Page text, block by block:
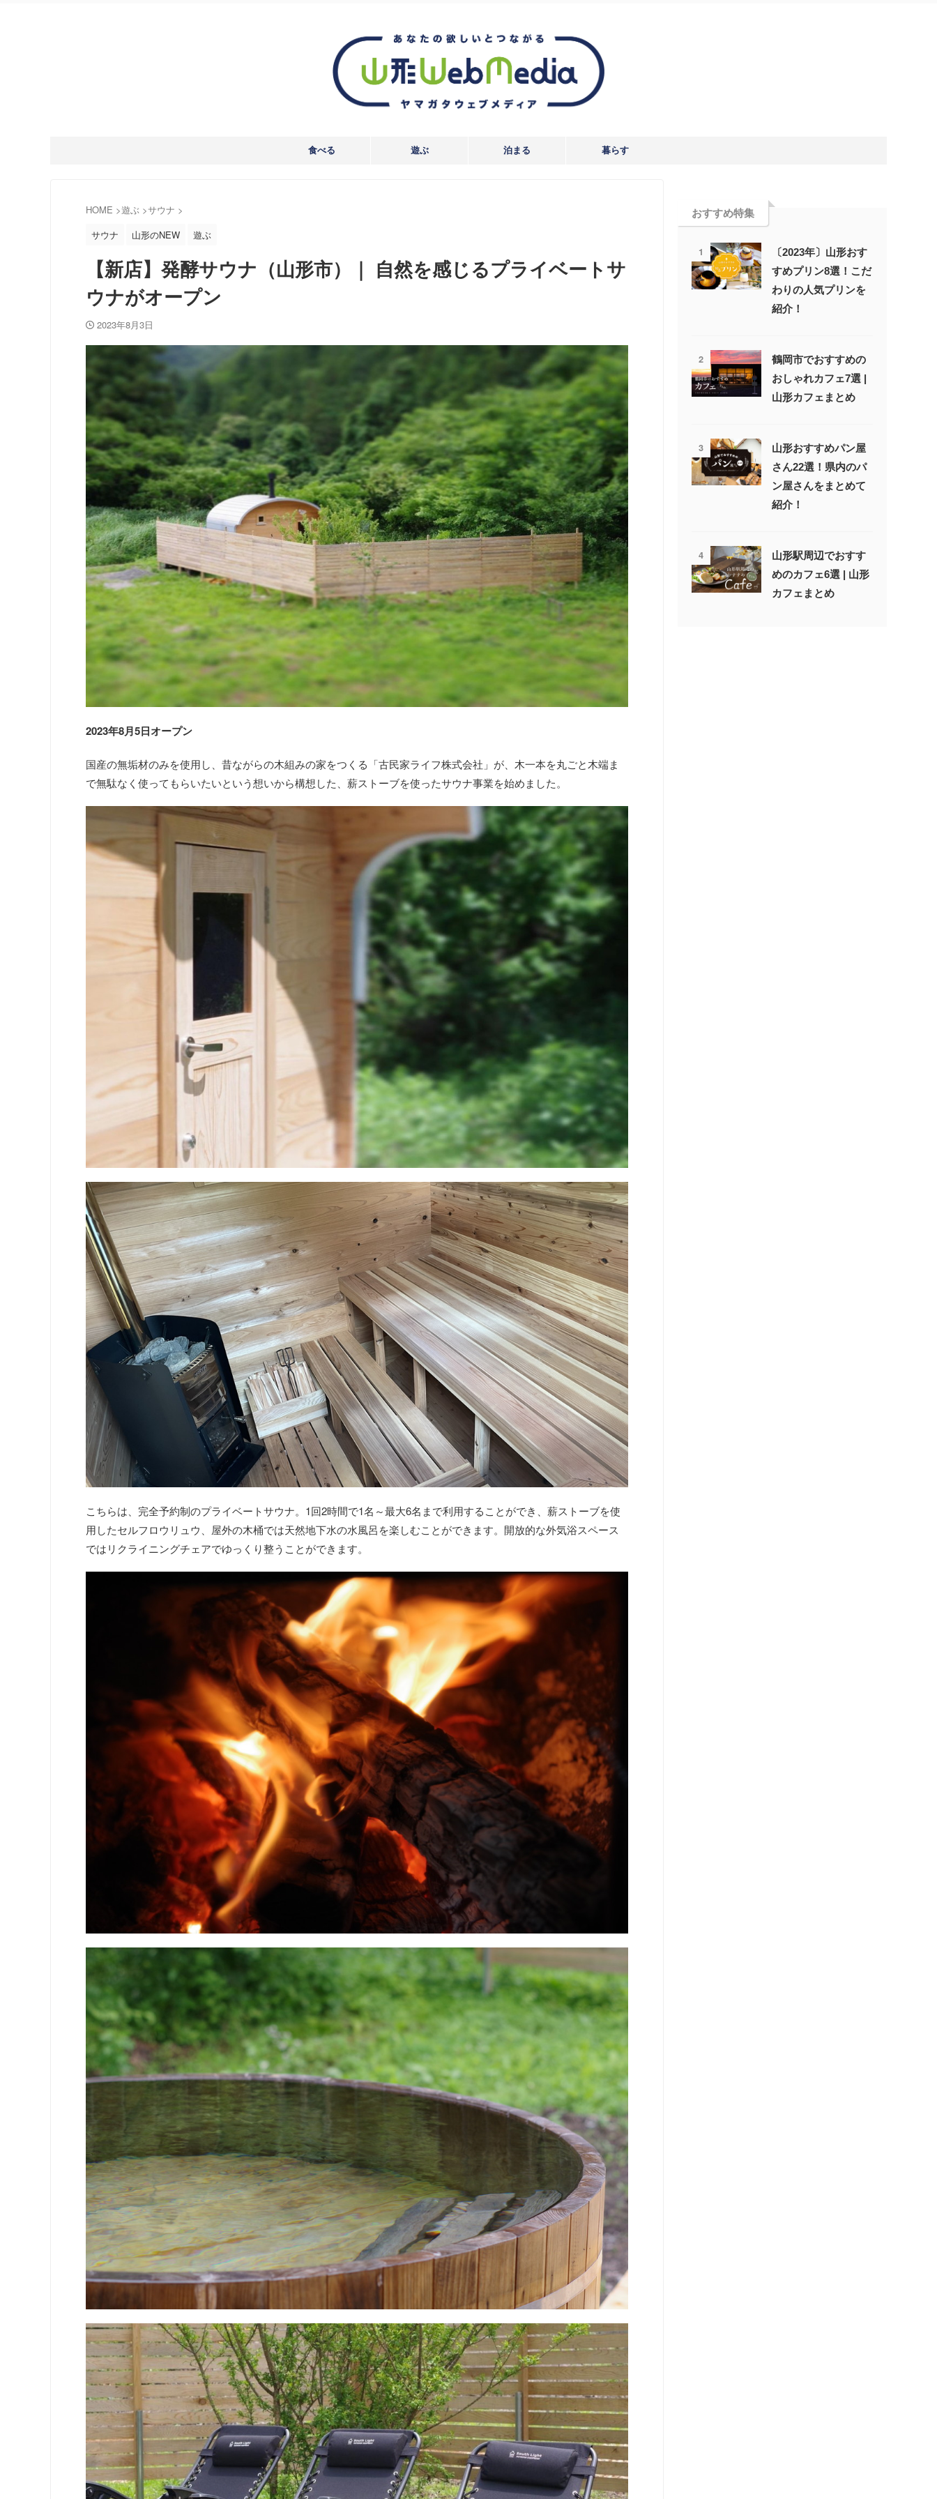
食べる 遊ぶ 泊まる 暮らす
HOME >遊ぶ >サウナ >
サウナ
山形のNEW 遊ぶ
【新店】発酵サウナ（山形市）｜ 自然を感じるプライベートサ
ウナがオープン
2023年8月3日
2023年8月5日オープン
国産の無垢材のみを使用し、昔ながらの木組みの家をつくる「古民家ライフ株式会社」が、木一本を丸ごと木端ま
で無駄なく使ってもらいたいという想いから構想した、薪ストーブを使ったサウナ事業を始めました。
こちらは、完全予約制のプライベートサウナ。1回2時間で1名～最大6名まで利用することができ、薪ストーブを使
用したセルフロウリュウ、屋外の木桶では天然地下水の水風呂を楽しむことができます。開放的な外気浴スペース
ではリクライニングチェアでゆっくり整うことができます。
おすすめ特集
1
〔2023年〕山形おす
すめプリン8選！こだ
わりの人気プリンを
紹介！
2
鶴岡市でおすすめの
おしゃれカフェ7選 |
山形カフェまとめ
3
山形おすすめパン屋
さん22選！県内のパ
ン屋さんをまとめて
紹介！
4
山形駅周辺でおすす
めのカフェ6選 | 山形
カフェまとめ